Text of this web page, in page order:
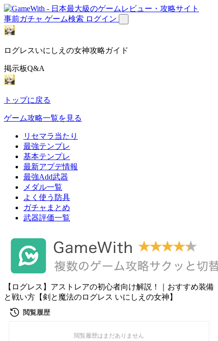
事前ガチャ ゲーム検索 ログイン
ログレスいにしえの女神攻略ガイド
掲示板Q&A
トップに戻る
ゲーム攻略一覧を見る
リセマラ当たり
最強テンプレ
基本テンプレ
最新アプデ情報
最強Add武器
メダル一覧
よく使う防具
ガチャまとめ
武器評価一覧
【ログレス】アストレアの初心者向け解説！｜おすすめ装備
と戦い方【剣と魔法のログレス いにしえの女神】